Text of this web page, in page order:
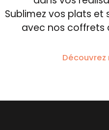
Sublimez vos plats et
avec nos coffrets